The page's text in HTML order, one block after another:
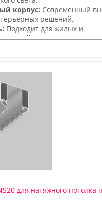
корпус: Современный
решений.
Подходит для жилых и
для натяжного потолка